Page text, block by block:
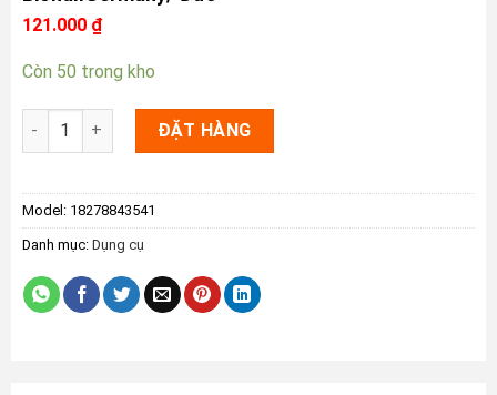
121.000 ₫
Còn 50 trong kho
Bình tam giác thủy tinh 50ml cổ nhám 29/32-
ĐẶT HÀNG
Model: 18278843541
Danh mục: Dụng cụ